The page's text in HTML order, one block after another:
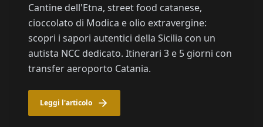
Cantine dell'Etna, street food catanese,
cioccolato di Modica e olio extravergine:
scopri i sapori autentici della Sicilia con un
autista NCC dedicato. Itinerari 3 e 5 giorni con
transfer aeroporto Catania.
Leggi l'articolo